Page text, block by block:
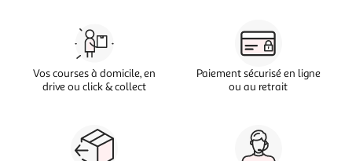
Vos courses à domicile, en
drive ou click & collect
Paiement sécurisé en ligne
ou au retrait